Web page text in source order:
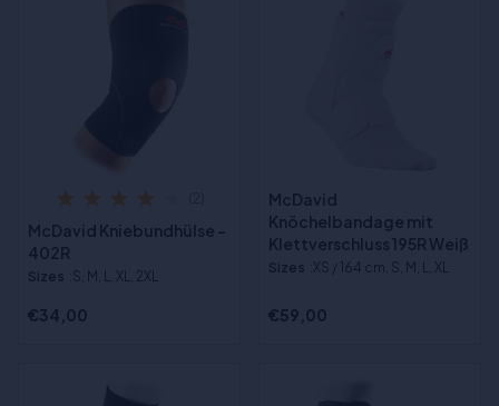
McDavid Kniebundhülse -
402R
Sizes :S, M, L, XL, 2XL
€34,00
McDavid
Knöchelbandage mit
Klettverschluss 195R Weiß
Sizes :XS / 164 cm, S, M, L, XL
€59,00